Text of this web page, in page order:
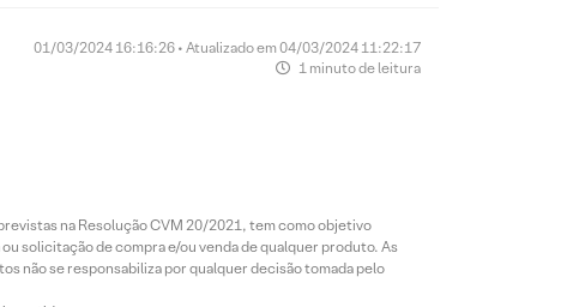
01/03/2024 16:16:26 • Atualizado em 04/03/2024 11:22:17
1 minuto de leitura
na Resolução CVM 20/2021, tem como objetivo
solicitação de compra e/ou venda de qualquer produto. As
não se responsabiliza por qualquer decisão tomada pelo